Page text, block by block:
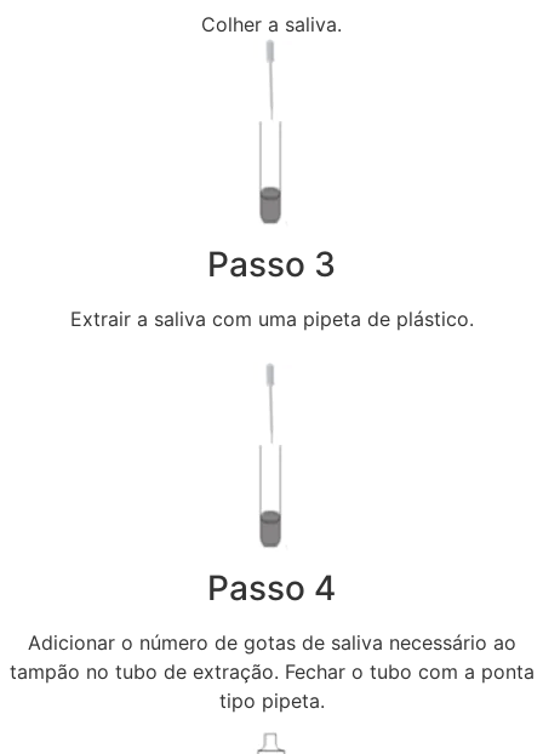
Colher a saliva.
Passo 3
Extrair a saliva com uma pipeta de plástico.
Passo 4
Adicionar o número de gotas de saliva necessário ao
tampão no tubo de extração. Fechar o tubo com a ponta
tipo pipeta.